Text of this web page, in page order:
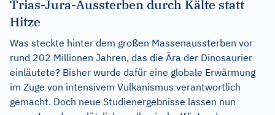
Trias-Jura-Aussterben durch Kälte statt
Hitze
Was steckte hinter dem großen Massenaussterben vor
rund 202 Millionen Jahren, das die Ära der Dinosaurier
einläutete? Bisher wurde dafür eine globale Erwärmung
im Zuge von intensivem Vulkanismus verantwortlich
gemacht. Doch neue Studienergebnisse lassen nun